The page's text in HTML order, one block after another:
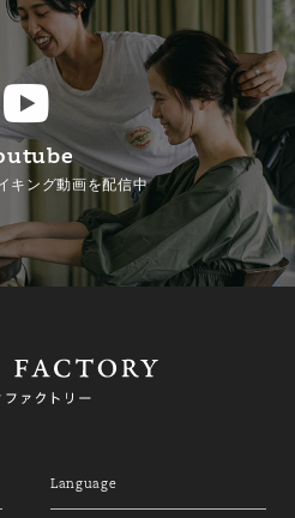
キング動画を配信中
Language